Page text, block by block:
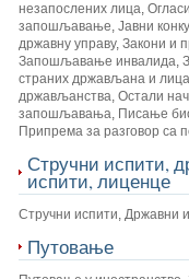
незапослених лица,
запошљавање, Јавни
државну управу, Закони и
Запошљавање инвалида,
страних држављана и
држављанства, Остали
запошљавања, Писање
Припрема за разговор са
Стручни испити,
испити, лиценце
Стручни испити, Државни
Путовање